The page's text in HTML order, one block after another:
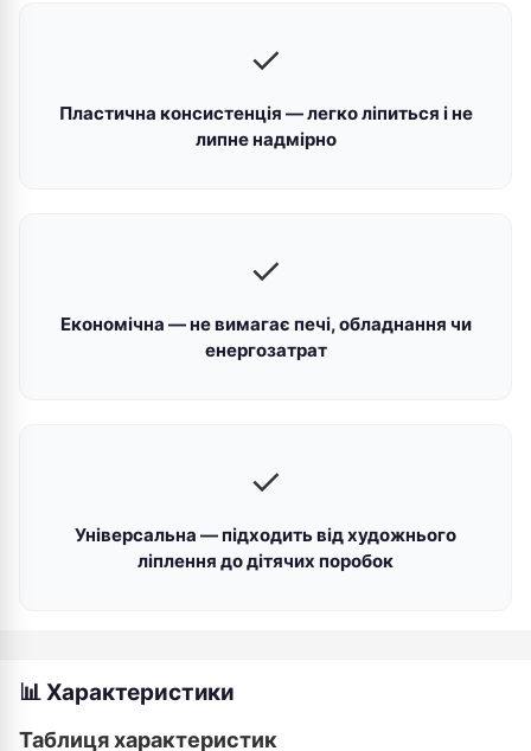
✓
Пластична консистенція — легко ліпиться і не
липне надмірно
✓
Економічна — не вимагає печі, обладнання чи
енергозатрат
✓
Універсальна — підходить від художнього
ліплення до дітячих поробок
📊 Характеристики
Таблиця характеристик